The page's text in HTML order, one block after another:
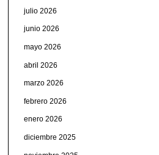
julio 2026
junio 2026
mayo 2026
abril 2026
marzo 2026
febrero 2026
enero 2026
diciembre 2025